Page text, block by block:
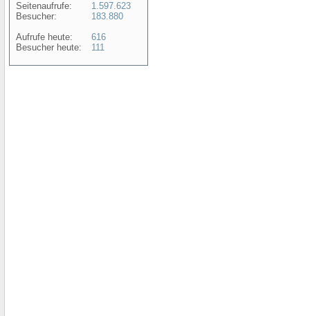
Seitenaufrufe:
Besucher:
Aufrufe heute:
Besucher heute:
1.597.623
183.880
616
111